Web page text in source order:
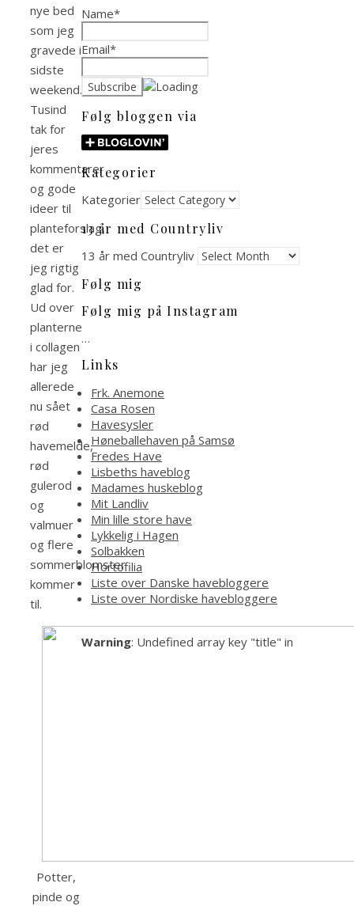
nye bed
som jeg
gravede i
sidste
weekend.
Tusind
tak for
jeres
kommentarer
og gode
ideer til
planteforslag,
det er
jeg rigtig
glad for.
Ud over
planterne
i collagen
har jeg
allerede
nu sået
rød
havemelde,
rød
gulerod
og
valmuer
og flere
sommerblomster
kommer
til.
Potter,
pinde og
Name*
Email*
Følg bloggen via
Kategorier
Kategorier
13 år med Countryliv
13 år med Countryliv
Følg mig
Følg mig på Instagram
…
Links
Frk. Anemone
Casa Rosen
Havesysler
Høneballehaven på Samsø
Fredes Have
Lisbeths haveblog
Madames huskeblog
Mit Landliv
Min lille store have
Lykkelig i Hagen
Solbakken
Hortofilia
Liste over Danske havebloggere
Liste over Nordiske havebloggere
Warning: Undefined array key "title" in